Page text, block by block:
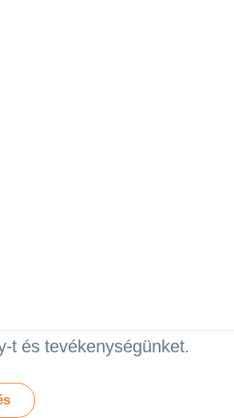
t és tevékenységünket.